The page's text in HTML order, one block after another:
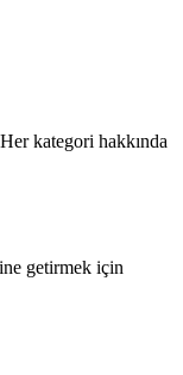
kategori hakkında
getirmek için